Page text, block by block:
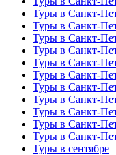
Туры в Санкт-
Туры в Санкт-
Туры в Санкт-
Туры в Санкт-
Туры в Санкт-
Туры в Санкт-
Туры в Санкт-
Туры в Санкт-
Туры в Санкт-
Туры в Санкт-
Туры в Санкт-
Туры в сентябре